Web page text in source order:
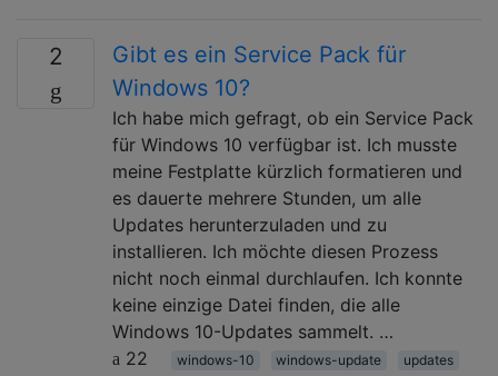
2
Gibt es ein Service Pack für
Windows 10?
Ich habe mich gefragt, ob ein Service Pack
für Windows 10 verfügbar ist. Ich musste
meine Festplatte kürzlich formatieren und
es dauerte mehrere Stunden, um alle
Updates herunterzuladen und zu
installieren. Ich möchte diesen Prozess
nicht noch einmal durchlaufen. Ich konnte
keine einzige Datei finden, die alle
Windows 10-Updates sammelt. …
22
windows-10 windows-update
updates